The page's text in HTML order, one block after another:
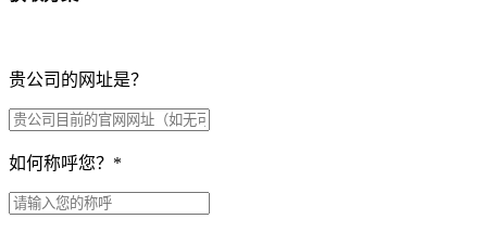
贵公司的网址是？
如何称呼您？ *